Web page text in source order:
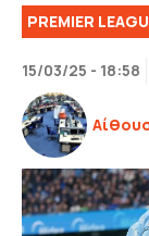
PREMIER
15/03/25 - 18:58